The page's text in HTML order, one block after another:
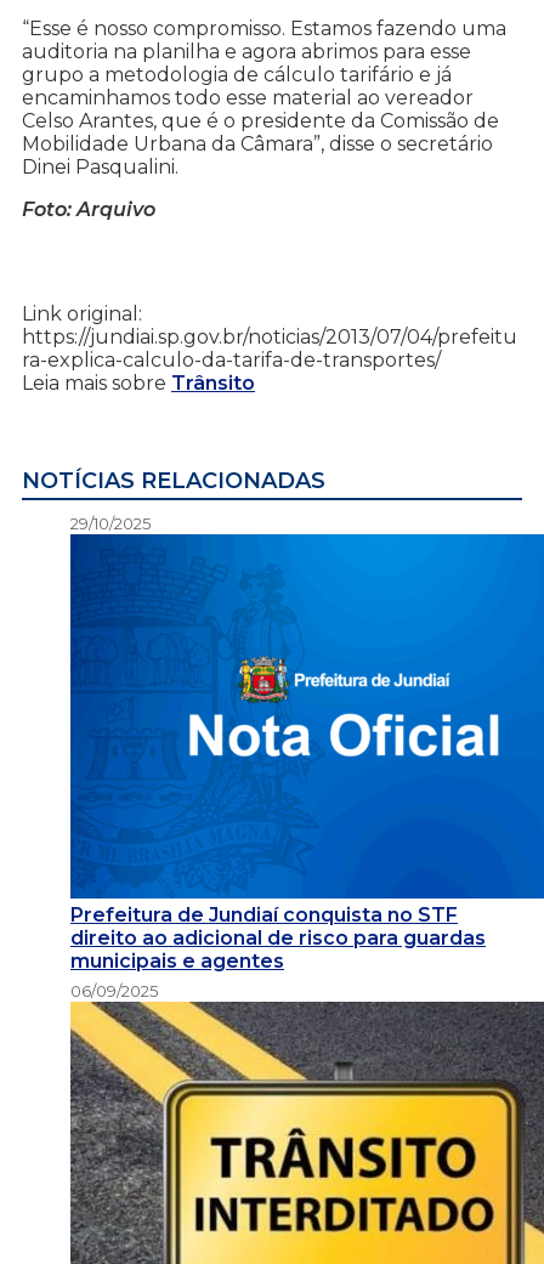
“Esse é nosso compromisso. Estamos fazendo uma
auditoria na planilha e agora abrimos para esse
grupo a metodologia de cálculo tarifário e já
encaminhamos todo esse material ao vereador
Celso Arantes, que é o presidente da Comissão de
Mobilidade Urbana da Câmara”, disse o secretário
Dinei Pasqualini.
Foto: Arquivo
Link original:
https://jundiai.sp.gov.br/noticias/2013/07/04/prefeitu
ra-explica-calculo-da-tarifa-de-transportes/
Leia mais sobre Trânsito
NOTÍCIAS RELACIONADAS
29/10/2025
Prefeitura de Jundiaí conquista no STF
direito ao adicional de risco para guardas
municipais e agentes
06/09/2025